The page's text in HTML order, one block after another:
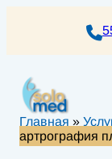
Главная »
артрография